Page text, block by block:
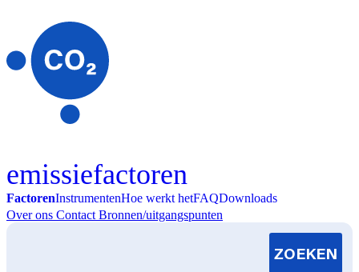
emissiefactoren
FactorenInstrumentenHoe werkt hetFAQDownloads
Over ons Contact Bronnen/uitgangspunten